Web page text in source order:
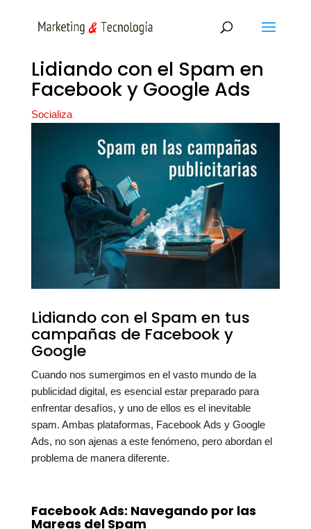
Lidiando con el Spam en
Facebook y Google Ads
Socializa
Lidiando con el Spam en tus
campañas de Facebook y
Google
Cuando nos sumergimos en el vasto mundo de la
publicidad digital, es esencial estar preparado para
enfrentar desafíos, y uno de ellos es el inevitable
spam. Ambas plataformas, Facebook Ads y Google
Ads, no son ajenas a este fenómeno, pero abordan el
problema de manera diferente.
Facebook Ads: Navegando por las
Mareas del Spam